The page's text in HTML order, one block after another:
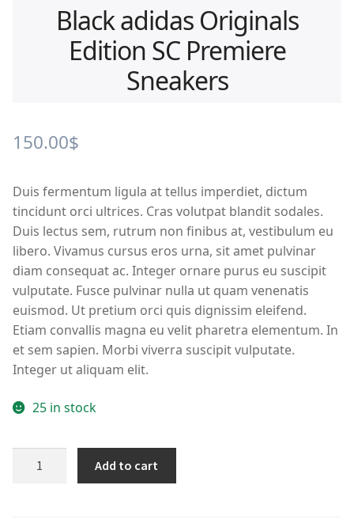
Black adidas Originals
Edition SC Premiere
Sneakers
150.00$
Duis fermentum ligula at tellus imperdiet, dictum
tincidunt orci ultrices. Cras volutpat blandit sodales.
Duis lectus sem, rutrum non finibus at, vestibulum eu
libero. Vivamus cursus eros urna, sit amet pulvinar
diam consequat ac. Integer ornare purus eu suscipit
vulputate. Fusce pulvinar nulla ut quam venenatis
euismod. Ut pretium orci quis dignissim eleifend.
Etiam convallis magna eu velit pharetra elementum. In
et sem sapien. Morbi viverra suscipit vulputate.
Integer ut aliquam elit.
25 in stock
Add to cart